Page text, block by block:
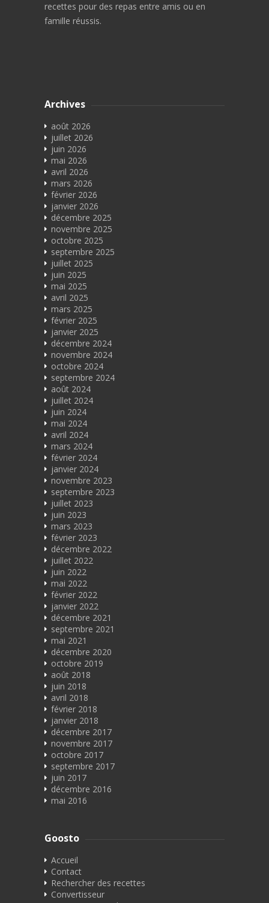
recettes pour des repas entre amis ou en
famille réussis.
Archives
août 2026
juillet 2026
juin 2026
mai 2026
avril 2026
mars 2026
février 2026
janvier 2026
décembre 2025
novembre 2025
octobre 2025
septembre 2025
juillet 2025
juin 2025
mai 2025
avril 2025
mars 2025
février 2025
janvier 2025
décembre 2024
novembre 2024
octobre 2024
septembre 2024
août 2024
juillet 2024
juin 2024
mai 2024
avril 2024
mars 2024
février 2024
janvier 2024
novembre 2023
septembre 2023
juillet 2023
juin 2023
mars 2023
février 2023
décembre 2022
juillet 2022
juin 2022
mai 2022
février 2022
janvier 2022
décembre 2021
septembre 2021
mai 2021
décembre 2020
octobre 2019
août 2018
juin 2018
avril 2018
février 2018
janvier 2018
décembre 2017
novembre 2017
octobre 2017
septembre 2017
juin 2017
décembre 2016
mai 2016
Goosto
Accueil
Contact
Rechercher des recettes
Convertisseur